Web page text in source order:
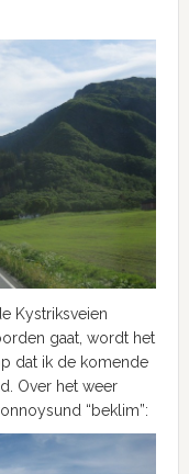
Kystriksveien
gaat, wordt het
dat ik de komende
Over het weer
“beklim”: